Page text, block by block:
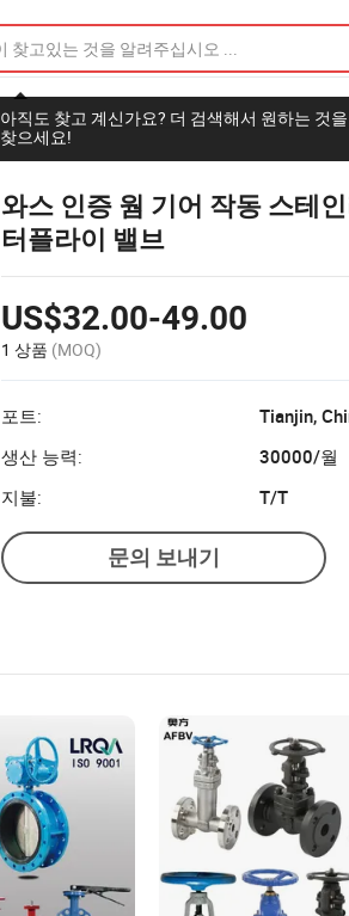
아직도 찾고 계신가요? 더 검색해서 원하는 것을
찾으세요!
와스 인증 웜 기어 작동 스테
터플라이 밸브
US$32.00-49.00
1 상품 (MOQ)
포트:
Tianjin,
생산 능력:
30000/월
지불:
T/T
문의 보내기